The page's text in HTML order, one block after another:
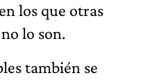
los que otras
lo son.
también se